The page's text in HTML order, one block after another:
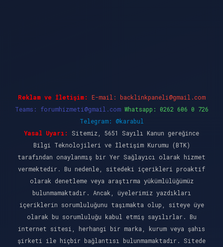
Reklam ve İletişim: E-mail: backlinkpaneli@gmail.com
Teams: forumhizmeti@gmail.com Whatsapp: 0262 606 0 726
Telegram: @karabul
Yasal Uyarı:
Sitemiz, 5651 Sayılı Kanun gereğince
Bilgi Teknolojileri ve İletişim Kurumu (BTK)
tarafından onaylanmış bir Yer Sağlayıcı olarak hizmet
vermektedir. Bu nedenle, sitedeki içerikleri proaktif
olarak denetleme veya araştırma yükümlülüğümüz
bulunmamaktadır. Ancak, üyelerimiz yazdıkları
içeriklerin sorumluluğunu taşımakta olup, siteye üye
olarak bu sorumluluğu kabul etmiş sayılırlar. Bu
internet sitesi, herhangi bir marka, kurum veya şahıs
şirketi ile hiçbir bağlantısı bulunmamaktadır. Sitede